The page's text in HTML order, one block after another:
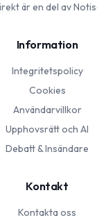
är en del av
Information
Integritetspolicy
Cookies
Användarvillkor
Upphovsrätt och AI
Debatt & Insändare
Kontakt
Kontakta oss